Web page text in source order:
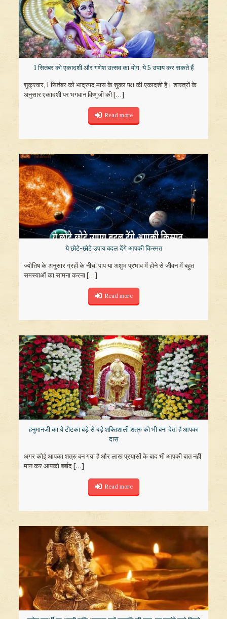
1 सितंबर को एकादशी और गणेश उत्सव का योग, ये 5 उपाय कर सकते हैं
शुक्रवार, 1 सितंबर को भाद्रपद मास के शुक्ल पक्ष की एकादशी है। शास्त्रों के
अनुसार एकादशी पर भगवान विष्णुजी की[…]
Read more
ये छोटे-छोटे उपाय बदल देंगे आपकी किस्मत
ज्योतिष के अनुसार ग्रहों के नीच, पाप या अशुभ प्रभाव में होने से जीवन में बहुत
समस्याओं का सामना करना[…]
Read more
हनुमानजी का ये टोटका बड़े से बड़े शक्तिशाली शत्रु को भी बना देता है आपका
दास
अगर कोई आपका शत्रु बन गया है और लाख प्रयासों के बाद भी आपकी बात नहीं
मान कर आपको बर्बाद[…]
Read more